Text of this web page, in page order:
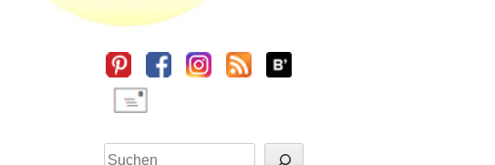
Sidebar
Suchen